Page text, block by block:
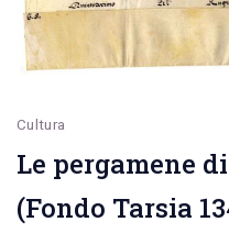
Cultura
Le pergamene
(Fondo Tarsia